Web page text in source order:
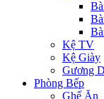
Kệ TV
Kệ Giày
Gương
Phòng Bếp
Ghế Ăn